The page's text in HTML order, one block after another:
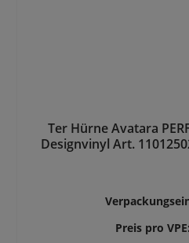
Ter Hürne Avatara
Designvinyl Art.
Preis pro VPE: